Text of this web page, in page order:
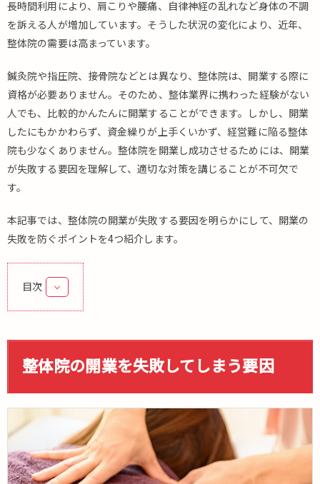
長時間利用により、肩こりや腰痛、自律神経の乱れなど身体の不調
を訴える人が増加しています。そうした状況の変化により、近年、
整体院の需要は高まっています。
鍼灸院や指圧院、接骨院などとは異なり、整体院は、開業する際に
資格が必要ありません。そのため、整体業界に携わった経験がない
人でも、比較的かんたんに開業することができます。しかし、開業
したにもかかわらず、資金繰りが上手くいかず、経営難に陥る整体
院も少なくありません。整体院を開業し成功させるためには、開業
が失敗する要因を理解して、適切な対策を講じることが不可欠で
す。
本記事では、整体院の開業が失敗する要因を明らかにして、開業の
失敗を防ぐポイントを4つ紹介します。
目次
1.
体
院
の
し
て
整体院の開業を失敗してしまう要因